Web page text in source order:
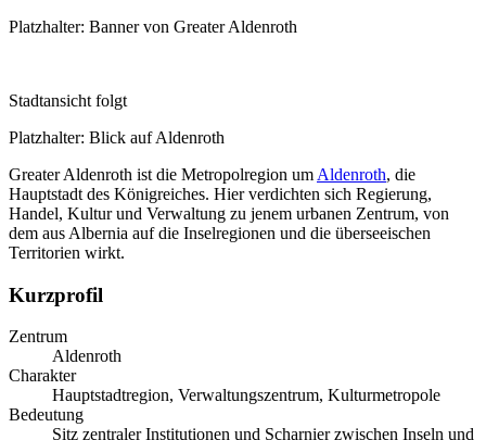
Platzhalter: Banner von Greater Aldenroth
Stadtansicht folgt
Platzhalter: Blick auf Aldenroth
Greater Aldenroth ist die Metropolregion um Aldenroth, die
Hauptstadt des Königreiches. Hier verdichten sich Regierung,
Handel, Kultur und Verwaltung zu jenem urbanen Zentrum, von
dem aus Albernia auf die Inselregionen und die überseeischen
Territorien wirkt.
Kurzprofil
Zentrum
Aldenroth
Charakter
Hauptstadtregion, Verwaltungszentrum, Kulturmetropole
Bedeutung
Sitz zentraler Institutionen und Scharnier zwischen Inseln und